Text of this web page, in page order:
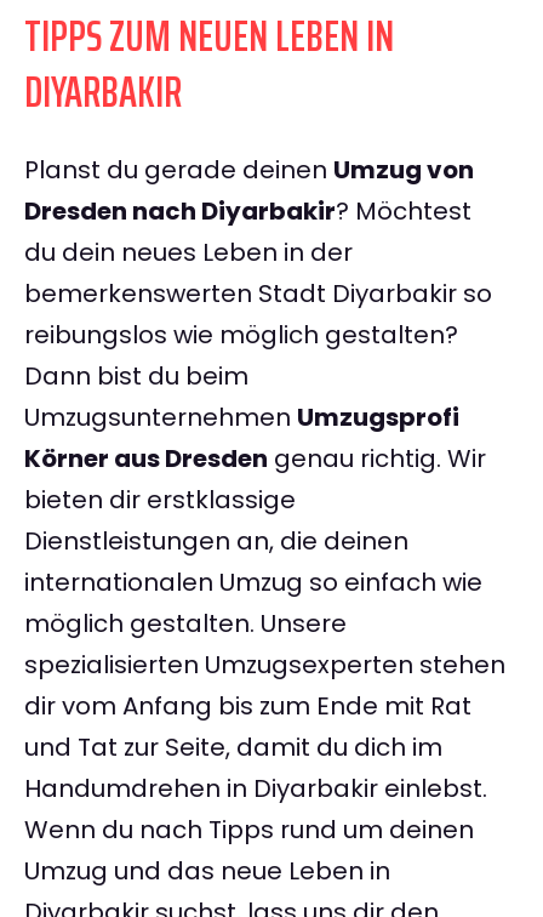
TIPPS ZUM NEUEN LEBEN IN
DIYARBAKIR
Planst du gerade deinen Umzug von
Dresden nach Diyarbakir? Möchtest
du dein neues Leben in der
bemerkenswerten Stadt Diyarbakir so
reibungslos wie möglich gestalten?
Dann bist du beim
Umzugsunternehmen Umzugsprofi
Körner aus Dresden genau richtig. Wir
bieten dir erstklassige
Dienstleistungen an, die deinen
internationalen Umzug so einfach wie
möglich gestalten. Unsere
spezialisierten Umzugsexperten stehen
dir vom Anfang bis zum Ende mit Rat
und Tat zur Seite, damit du dich im
Handumdrehen in Diyarbakir einlebst.
Wenn du nach Tipps rund um deinen
Umzug und das neue Leben in